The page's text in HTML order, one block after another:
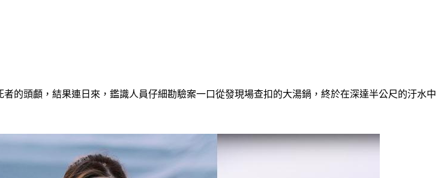
的頭顱，結果連日來，鑑識人員仔細勘驗案一口從發現場查扣的大湯鍋，終於在深達半公尺的汙水中